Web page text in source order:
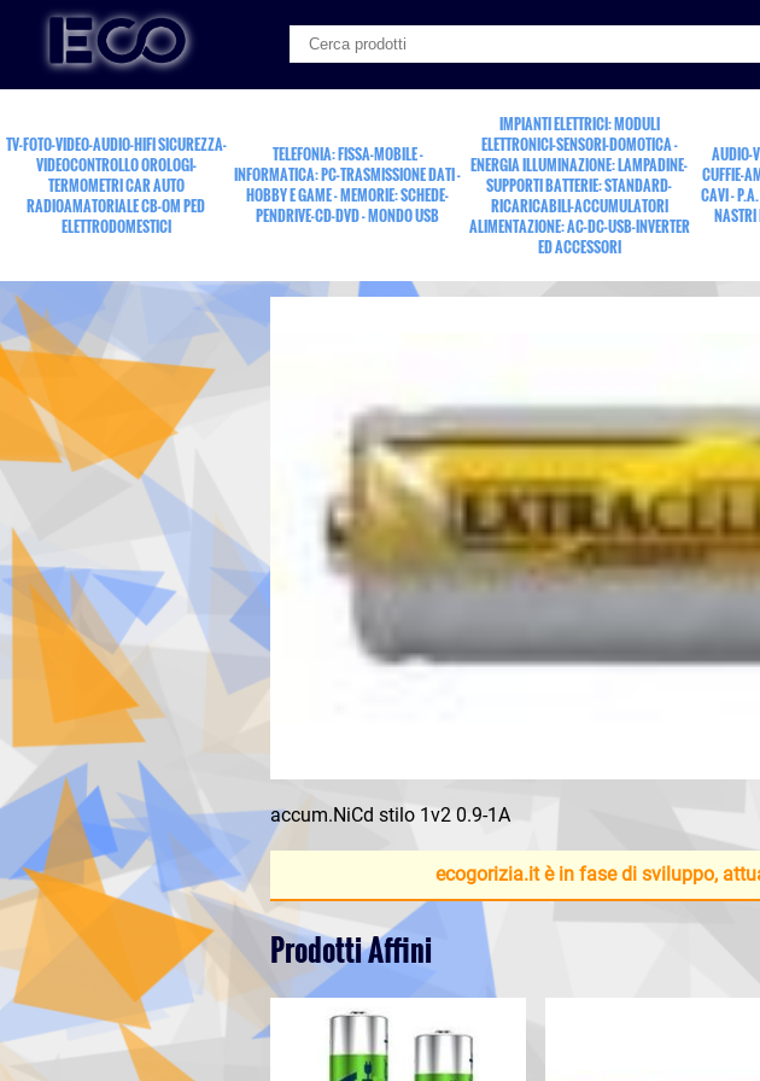
TV-FOTO-VIDEO-AUDIO-HIFI SICUREZZA-
VIDEOCONTROLLO OROLOGI-
TERMOMETRI CAR AUTO
RADIOAMATORIALE CB-OM PED
ELETTRODOMESTICI
TELEFONIA: FISSA-MOBILE -
INFORMATICA: PC-TRASMISSIONE DATI -
HOBBY E GAME - MEMORIE: SCHEDE-
PENDRIVE-CD-DVD - MONDO USB
IMPIANTI ELETTRICI: MODULI
ELETTRONICI-SENSORI-DOMOTICA -
ENERGIA ILLUMINAZIONE: LAMPADINE-
SUPPORTI BATTERIE: STANDARD-
RICARICABILI-ACCUMULATORI
ALIMENTAZIONE: AC-DC-USB-INVERTER
ED ACCESSORI
AUDIO-
CUFFIE-
CAVI -
NASTRI
accum.NiCd stilo 1v2 0.9-1A
accum.NiCd stilo 1v2 0.9-1A
ecogorizia.it è in fase di sviluppo,
Prodotti Affini